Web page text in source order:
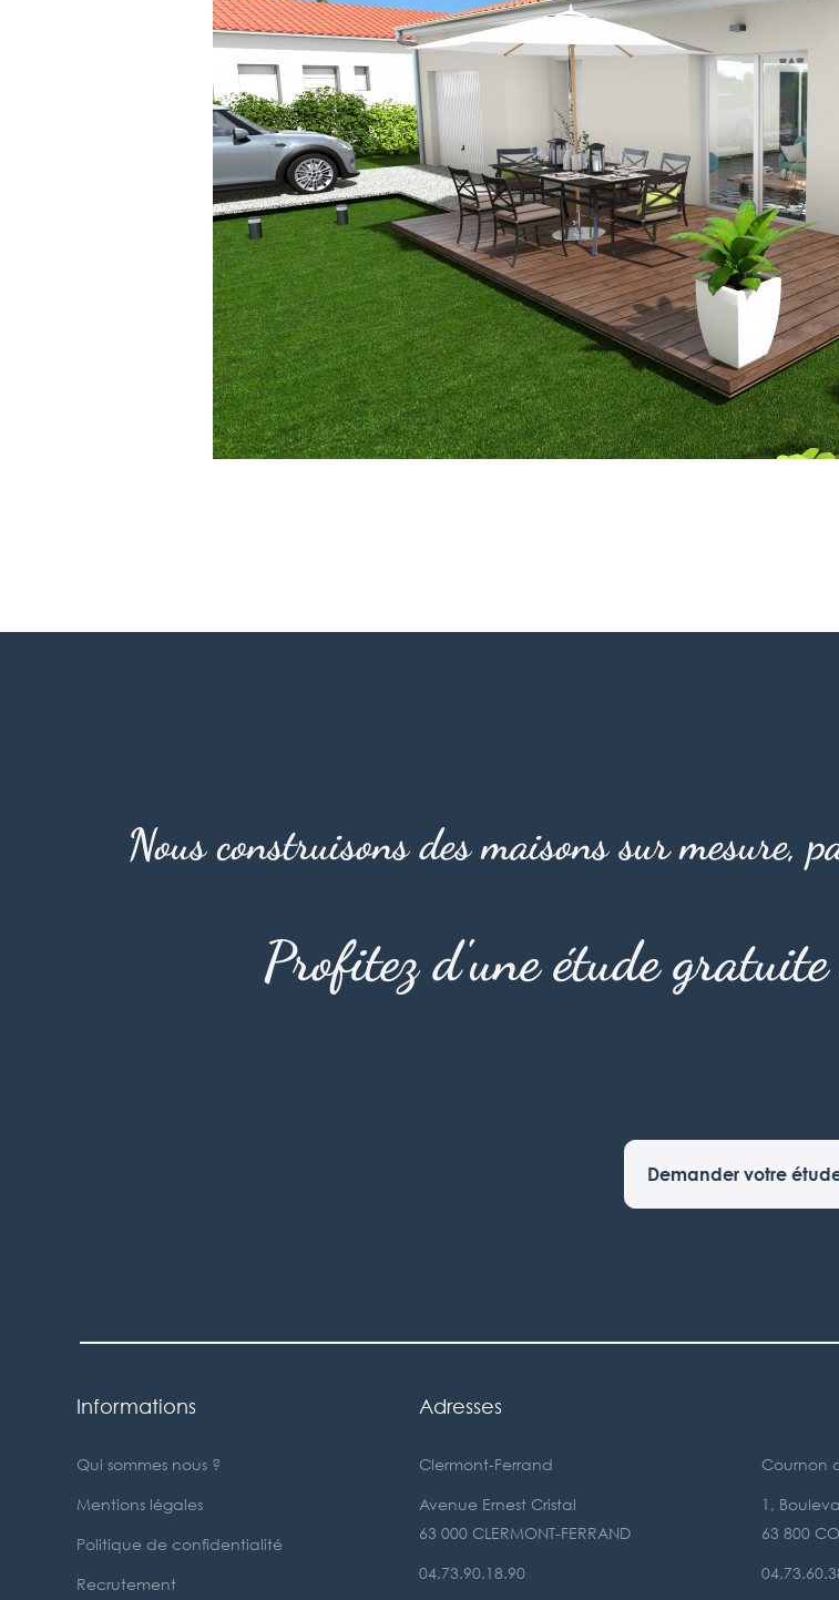
Nous construisons des maisons sur mesure,
Profitez d'une étude gratuite
Demander votre
Informations
Qui sommes nous ?
Mentions légales
Politique de confidentialité
Recrutement
Adresses
Clermont-Ferrand
Avenue Ernest Cristal
63 000 CLERMONT-FERRAND
04.73.90.18.90
Cournon
1,
63 800